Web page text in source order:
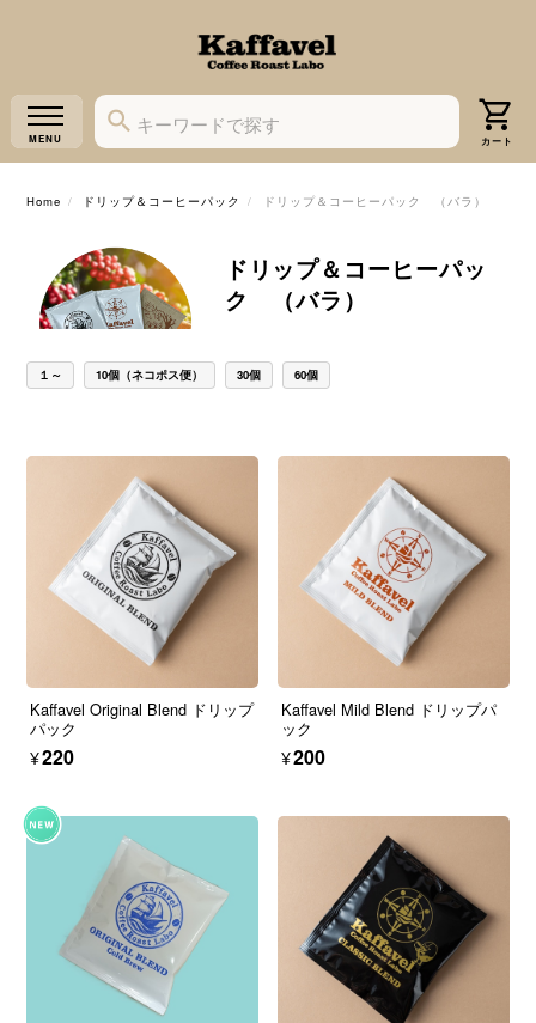
Home ドリップ＆コーヒーパック ドリップ＆コーヒーパック （バラ）
ドリップ＆コーヒーパッ
ク （バラ）
１～ 10個（ネコポス便） 30個 60個
Kaffavel Original Blend ドリップ
パック
¥220
Kaffavel Mild Blend ドリップパ
ック
¥200